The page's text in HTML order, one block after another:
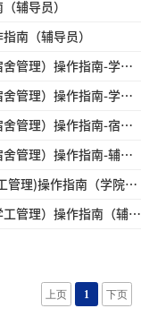
辅导员）
南（辅导员）
数智学工系统（宿舍管理）操作指南-学院宿舍管理员版
数智学工系统（宿舍管理）操作指南-学生版
数智学工系统（宿舍管理）操作指南-宿管站长版
数智学工系统（宿舍管理）操作指南-辅导员版
数智学工系统(学工管理)操作指南（学院管理员版）
数智学工系统（学工管理）操作指南（辅导员版）
上页 1 下页